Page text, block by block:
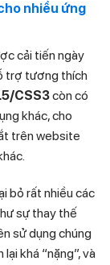
nhiều ứng
cải tiến ngày
trợ tương thích
CSS3còn có
khác, cho
trên website
bỏ rất nhiều các
sự thay thế
sử dụng chúng
khá “nặng”, và